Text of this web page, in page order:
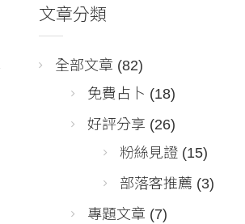
文章分類
全部文章 (82)
免費占卜 (18)
好評分享 (26)
粉絲見證(15)
部落客推薦 (3)
專題文章 (7)